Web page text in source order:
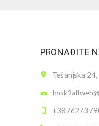
PRONAĐITE
Tešanjska